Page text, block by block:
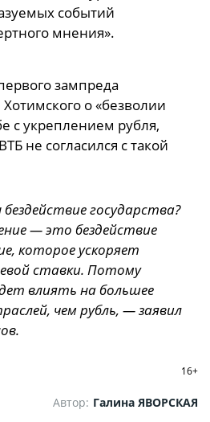
событий
мнения».
зампреда
о «безволии
с укреплением рубля,
не согласился с такой
государства?
— это бездействие
которое ускоряет
ставки. Потому
влиять на большее
чем рубль, — заявил
16+
Автор: Галина ЯВОРСКАЯ